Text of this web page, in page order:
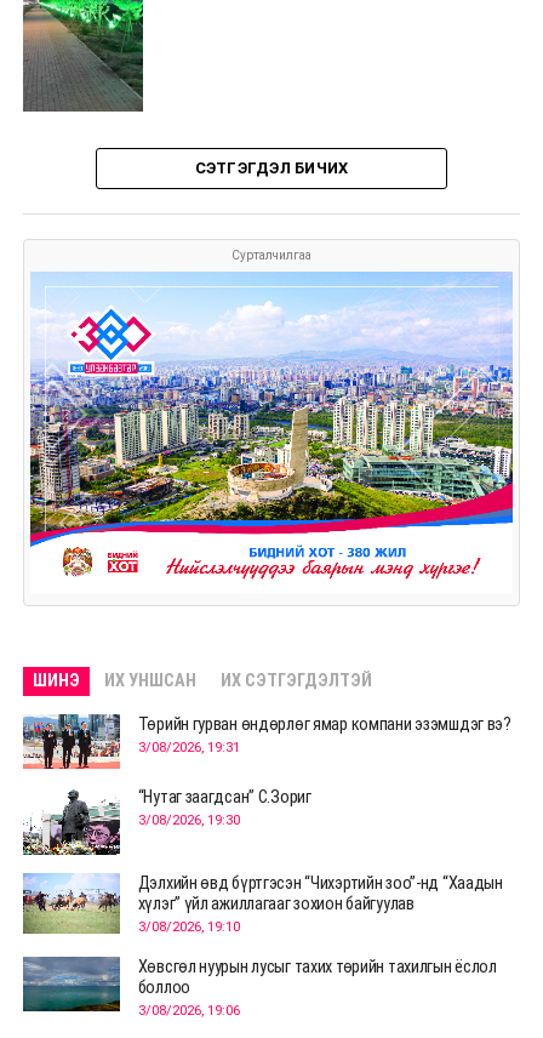
СЭТГЭГДЭЛ БИЧИХ
Сурталчилгаа
ШИНЭ ИХ УНШСАН ИХ СЭТГЭГДЭЛТЭЙ
Төрийн гурван өндөрлөг ямар компани эзэмшдэг вэ?
3/08/2026, 19:31
“Нутаг заагдсан” С.Зориг
3/08/2026, 19:30
Дэлхийн өвд бүртгэсэн “Чихэртийн зоо”-нд “Хаадын
хүлэг” үйл ажиллагааг зохион байгуулав
3/08/2026, 19:10
Хөвсгөл нуурын лусыг тахих төрийн тахилгын ёслол
боллоо
3/08/2026, 19:06